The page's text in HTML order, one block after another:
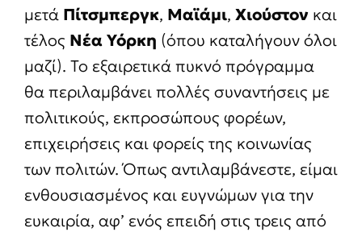
μετά Πίτσμπεργκ, Μαϊάμι, Χιούστον και
τέλος Νέα Υόρκη (όπου καταλήγουν όλοι
μαζί). Το εξαιρετικά πυκνό πρόγραμμα
θα περιλαμβάνει πολλές συναντήσεις με
πολιτικούς, εκπροσώπους φορέων,
επιχειρήσεις και φορείς της κοινωνίας
των πολιτών. Όπως αντιλαμβάνεστε, είμαι
ενθουσιασμένος και ευγνώμων για την
ευκαιρία, αφ’ ενός επειδή στις τρεις από